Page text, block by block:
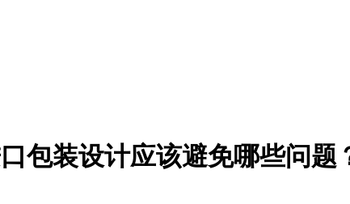
包装设计应该避免哪些问题